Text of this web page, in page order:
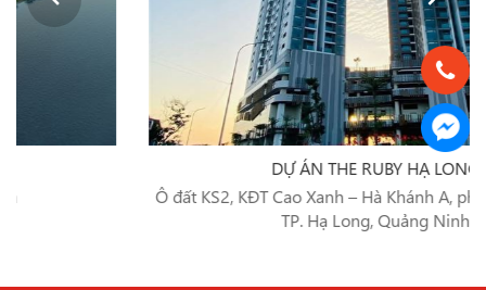
DỰ ÁN THE RUBY HẠ LONG
Ô đất KS2, KĐT Cao Xanh – Hà Khánh A, phường Cao Xanh,
TP. Hạ Long, Quảng Ninh